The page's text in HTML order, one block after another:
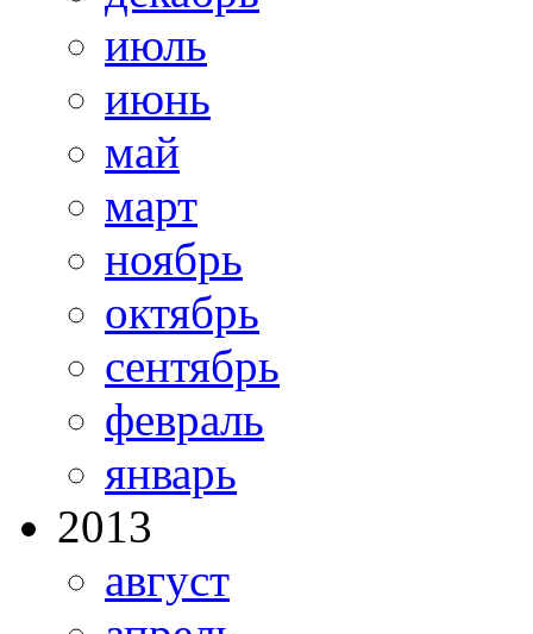
июль
июнь
май
март
ноябрь
октябрь
сентябрь
февраль
январь
2013
август